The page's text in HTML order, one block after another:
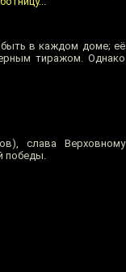
в каждом доме; её
тиражом. Однако
слава Верховному
победы.